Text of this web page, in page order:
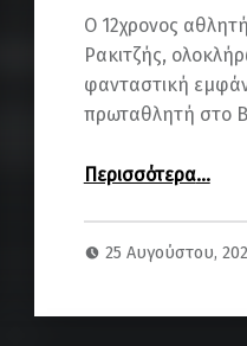
Ο 12χρονος
Ρακιτζής,
φανταστική
πρωταθλητή στο
Περισσότερα“Σπουδαία επιτυχία για τον αθλητή του
…
25 Αυγούστου,